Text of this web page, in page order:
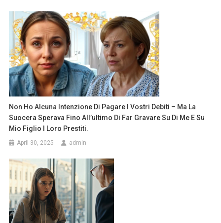
Non Ho Alcuna Intenzione Di Pagare I Vostri Debiti – Ma La
Suocera Sperava Fino All’ultimo Di Far Gravare Su Di Me E Su
Mio Figlio I Loro Prestiti.
April 30, 2025 admin